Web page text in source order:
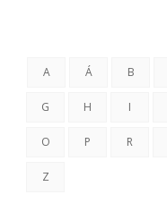
A Á B
G H I
O P R
Z